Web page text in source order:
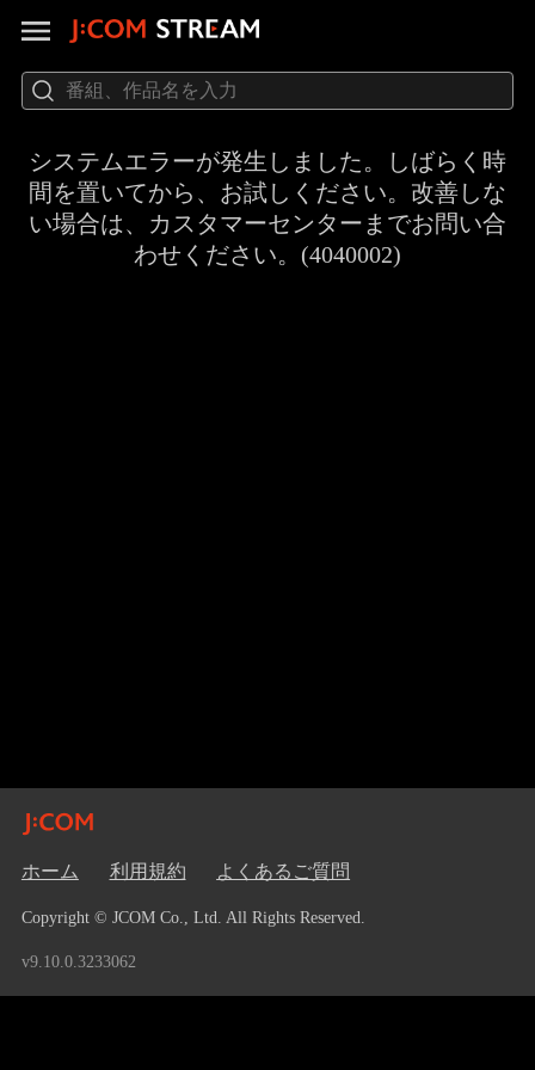
システムエラーが発生しました。しばらく時
間を置いてから、お試しください。改善しな
い場合は、カスタマーセンターまでお問い合
わせください。(4040002)
ホーム 利用規約 よくあるご質問
Copyright © JCOM Co., Ltd. All Rights Reserved.
v9.10.0.3233062